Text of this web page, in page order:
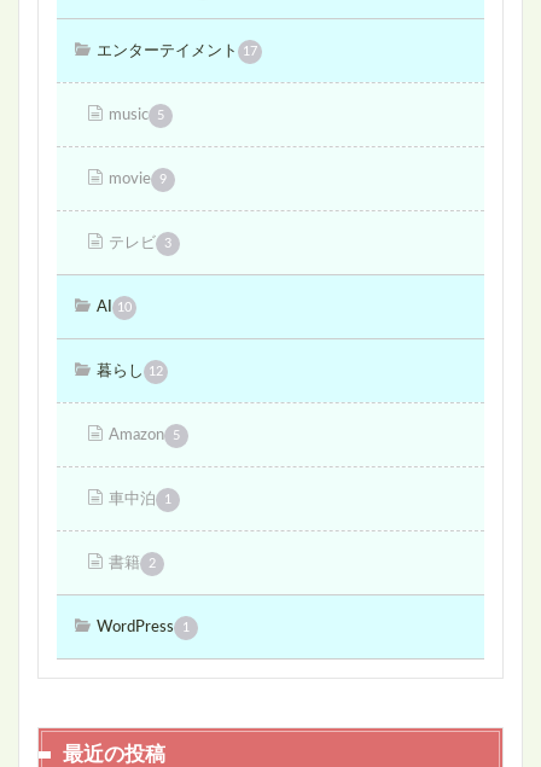
エンターテイメント 17
music 5
movie 9
テレビ 3
AI 10
暮らし 12
Amazon 5
車中泊 1
書籍 2
WordPress 1
最近の投稿